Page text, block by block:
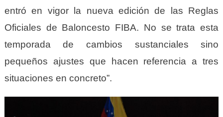
entró en vigor la nueva edición de las Reglas
Oficiales de Baloncesto FIBA. No se trata esta
temporada de cambios sustanciales sino
pequeños ajustes que hacen referencia a tres
situaciones en concreto”.